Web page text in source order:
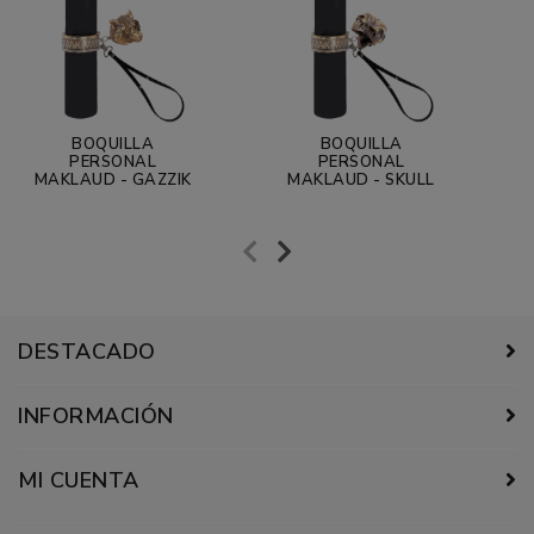
BOQUILLA
PERSONAL
MAKLAUD - GAZZIK
BOQUILLA
PERSONAL
MAKLAUD - SKULL
DESTACADO
INFORMACIÓN
MI CUENTA